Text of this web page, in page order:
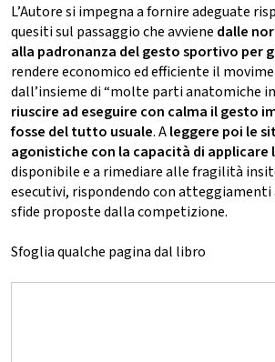
L’Autore si impegna a fornire adeguate
quesiti sul passaggio che avviene dalle
alla padronanza del gesto sportivo per
rendere economico ed efficiente il
dall’insieme di “molte parti anatomiche
riuscire ad eseguire con calma il gesto
fosse del tutto usuale. Aleggere poi le
agonistiche con la capacità di applicare
disponibile e a rimediare alle fragilità
esecutivi, rispondendo con
sfide proposte dalla competizione.
Sfoglia qualche pagina dal libro